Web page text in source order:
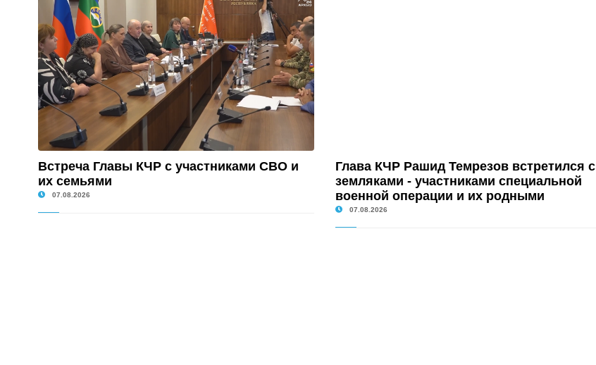
Встреча Главы КЧР с участниками СВО и
их семьями
07.08.2026
Глава КЧР Рашид Темрезов встретился с
земляками - участниками специальной
военной операции и их родными
07.08.2026